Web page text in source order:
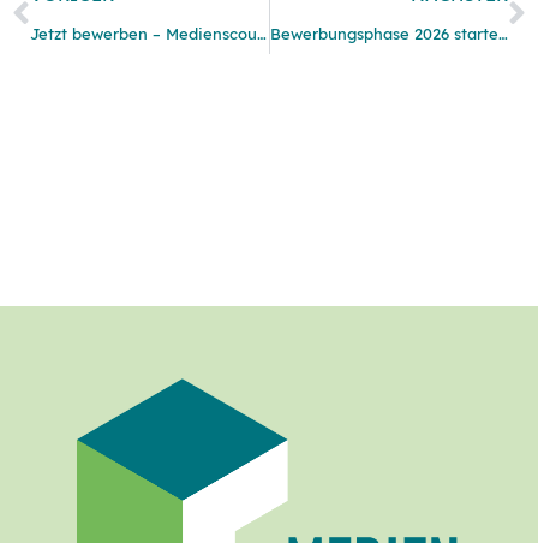
Jetzt bewerben – Medienscouts NRW Abzeichen 2024/25 Bewerbungsphase 2026 startet – für weiterführende Schulen und Grundschulen